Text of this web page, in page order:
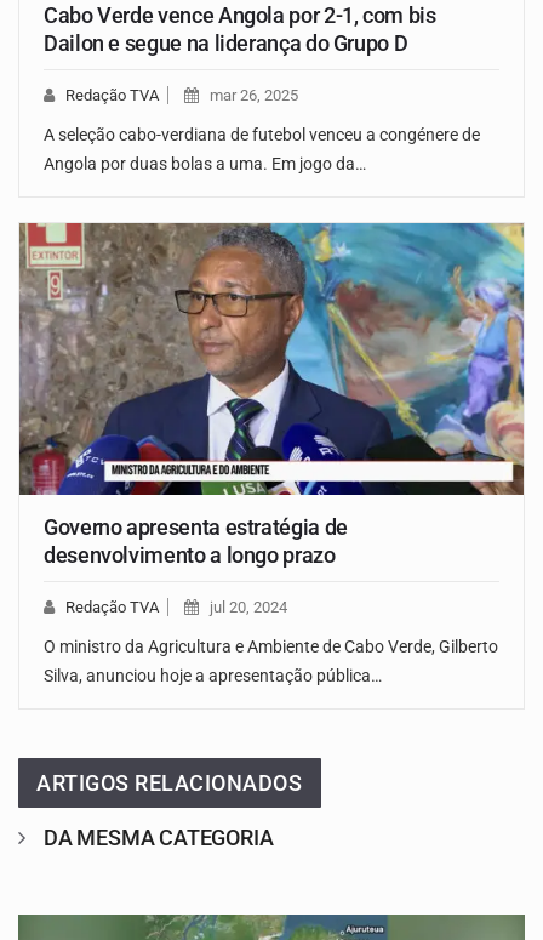
Cabo Verde vence Angola por 2-1, com bis
Dailon e segue na liderança do Grupo D
Redação TVA mar 26, 2025
A seleção cabo-verdiana de futebol venceu a congénere de
Angola por duas bolas a uma. Em jogo da…
Governo apresenta estratégia de
desenvolvimento a longo prazo
Redação TVA jul 20, 2024
O ministro da Agricultura e Ambiente de Cabo Verde, Gilberto
Silva, anunciou hoje a apresentação pública…
ARTIGOS RELACIONADOS
DA MESMA CATEGORIA